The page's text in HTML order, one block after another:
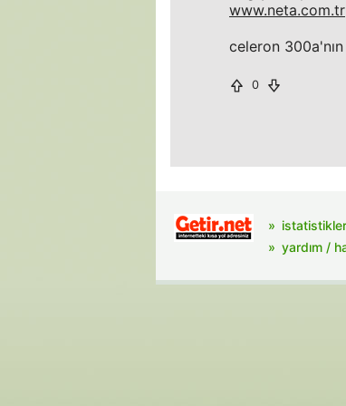
www.neta.com.tr
celeron
0
istatistikler
yardım /